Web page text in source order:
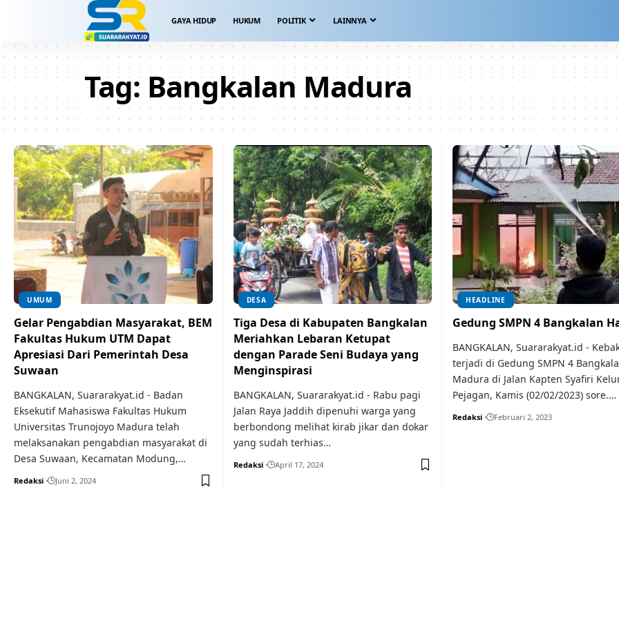
GAYA HIDUP HUKUM POLITIK LAINNYA
Tag: Bangkalan Madura
UMUM
Gelar Pengabdian Masyarakat, BEM
Fakultas Hukum UTM Dapat
Apresiasi Dari Pemerintah Desa
Suwaan
BANGKALAN, Suararakyat.id - Badan
Eksekutif Mahasiswa Fakultas Hukum
Universitas Trunojoyo Madura telah
melaksanakan pengabdian masyarakat di
Desa Suwaan, Kecamatan Modung,…
Redaksi Juni 2, 2024
DESA
Tiga Desa di Kabupaten Bangkalan
Meriahkan Lebaran Ketupat
dengan Parade Seni Budaya yang
Menginspirasi
BANGKALAN, Suararakyat.id - Rabu pagi
Jalan Raya Jaddih dipenuhi warga yang
berbondong melihat kirab jikar dan dokar
yang sudah terhias…
Redaksi April 17, 2024
HEADLINE
Gedung SMPN 4 Bangkalan
BANGKALAN, Suararakyat.id -
terjadi di Gedung SMPN 4
Madura di Jalan Kapten Syafiri
Pejagan, Kamis (02/02/2023) sore.…
Redaksi Februari 2, 2023